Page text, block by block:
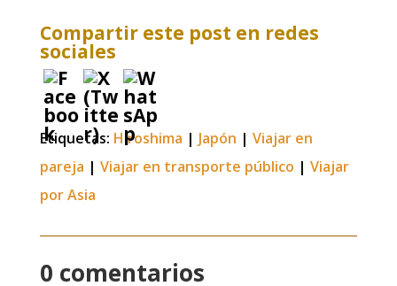
Compartir este post en redes
sociales
Etiquetas: Hiroshima | Japón | Viajar en
pareja | Viajar en transporte público | Viajar
por Asia
0 comentarios